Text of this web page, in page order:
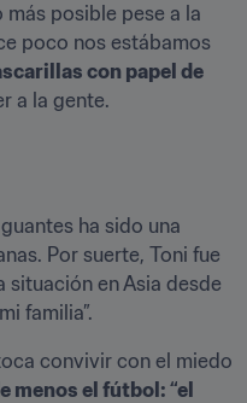
posible pese a la
poco nos estábamos
con papel de
a la gente.
ha sido una
Por suerte, Toni fue
situación en Asia desde
familia”.
convivir con el miedo
menos el fútbol: “el